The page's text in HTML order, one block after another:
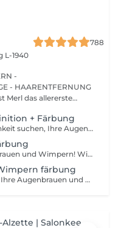
788
L-1940
-
- HAARENTFERNUNG
Merl das allererste
+ Färbung
Wenn Sie nach einer neuen Möglichkeit suchen, Ihre Augenbrauen zu verbessern, brauchen Sie nicht weiter zu suchen als die Augenbrauenlifting-Behandlung! Während des Prozesses bedeckt die Spezialistin die Haare mit speziellen Zusammensetzungen für langanhaltendes Styling und Fixierung. Die Augenbrauenlaminierung geht mit einer Färbung einher. Das Ergebnis sind helle, ordentliche und gepflegte Augenbrauen, und die gewünschte Form bleibt lange Zeit unverändert. Wie wird das Augenbrauenlifting durchgeführt? - Beratung (um die perfekte Form und Farbe zu besprechen) - Vorbereitung (Augenbrauen werden gewaschen und markiert) - Augenbrauenstyling wird aufgetragen - Augenbrauenfixierung wird aufgetragen - zupfen (Überschüssige Haare werden mit einer Pinzette entfernt) - färben (Farbe oder Henna wird aufgetragen) - Produkte werden von den Augenbrauen entfernt - Antiseptikum und Creme werden aufgetragen - Augenbrauen werden in die gewünschte Position gebürstet Altersbeschränkungen: empfohlenes Mindestalter ab 16 Jahren. Empfehlungen nach dem Eingriff: die Augenbrauen 24 Stunden lang nicht waschen, keine Sauna besuchen und kein Make-up auftragen. Frequenz: einmal in 6-8 Wochen.
Erhalten Sie Ihre perfekten Augenbrauen und Wimpern! Wie wird die Form Definierung + Wimpern färben durchgeführt? - Beratung (um die perfekte Form und Farbe zu besprechen) - Vorbereitung (Augenbrauen werden gewaschen und markiert) - wachsen (Überschüssige Haare werden mit Wachs entfernt) - zupfen (Überschüssige Haare werden mit einer Pinzette entfernt) - Antiseptikum und Creme werden aufgetragen - Wimpern werden gewaschen - Augencreme wird aufgetragen - Klebeband und die Patches werden aufgetragen - färben - Klebeband und die Patches werden entfernt Altersbeschränkungen: empfohlenes Mindestalter ab 12 Jahren. Empfehlungen nach dem Eingriff: in den ersten 4 Stunden nach dem Eingriff keine Makeup-Produkte auf die Haut in der Nähe der Augenbrauen auftragen. Die Wimpern 24 Stunden nach dem Eingriff nicht nass machen. Frequenz: einmal in 3-4 Wochen.
färbung
Sparen Sie morgens Zeit, lassen Sie Ihre Augenbrauen und Wimpern machen! Wie wird die Formgebung, das Färben Augenbrauen und Wimpern durchgeführt? - Beratung (um die perfekte Form und Farbe zu besprechen) - Vorbereitung (Augenbrauen werden gewaschen und markiert) - wachsen (Überschüssige Haare werden mit Wachs entfernt) - zupfen (Überschüssige Haare werden mit einer Pinzette entfernt) - färben (Farbe oder Henna wird aufgetragen) - Überschüssige Farbe wird entfernt - Antiseptikum und Creme werden aufgetragen - Wimpern werden gewaschen - Augencreme wird aufgetragen - Klebeband und die Patches werden aufgetragen - färben - Klebeband und die Patches werden entfernt Altersbeschränkungen: empfohlenes Mindestalter ab 14 Jahren. Empfehlungen nach dem Eingriff: die Augenbrauen und Wimpern vor 24 Stunden nicht nass machen und kein Make-up auftragen. Frequenz: einmal in 3-4 Wochen.